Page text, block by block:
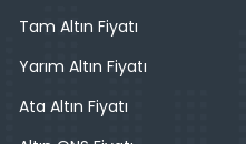
Tam Altın Fiyatı
Yarım Altın Fiyatı
Ata Altın Fiyatı